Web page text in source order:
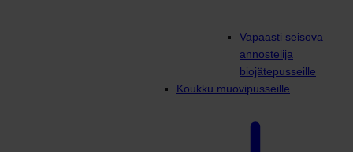
Vapaasti seisova
annostelija
biojätepusseille
Koukku muovipusseille